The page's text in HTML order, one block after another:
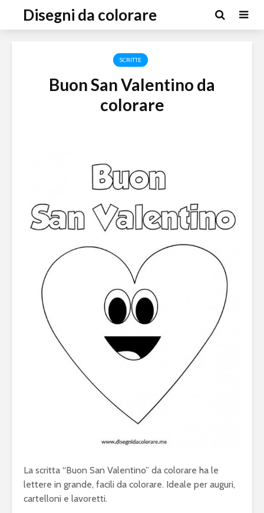
Disegni da colorare
SCRITTE
Buon San Valentino da
colorare
La scritta “Buon San Valentino” da colorare ha le
lettere in grande, facili da colorare. Ideale per auguri,
cartelloni e lavoretti.